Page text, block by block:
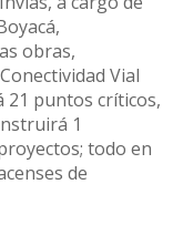
obras,
Vial
21 puntos críticos,
1
todo en
de